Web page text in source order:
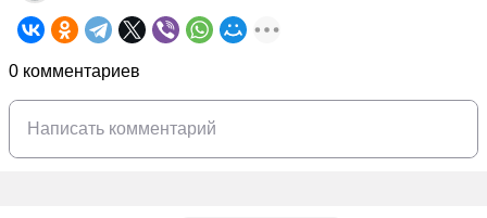
0 комментариев